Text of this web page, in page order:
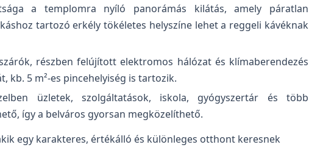
a templomra nyíló panorámás kilátás, amely páratlan
tartozó erkély tökéletes helyszíne lehet a reggeli kávéknak
részben felújított elektromos hálózat és klímaberendezés
kb. 5 m²-es pincehelyiség is tartozik.
üzletek, szolgáltatások, iskola, gyógyszertár és több
így a belváros gyorsan megközelíthető.
egy karakteres, értékálló és különleges otthont keresnek